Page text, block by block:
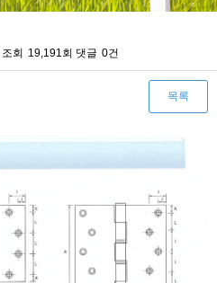
조회 19,191회 댓글 0건
목록